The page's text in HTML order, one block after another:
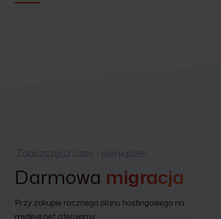
Zaoszczędź czas i pieniądze!
Darmowa migracja
Przy zakupie rocznego planu hostingowego na
mydevil.net oferujemy: